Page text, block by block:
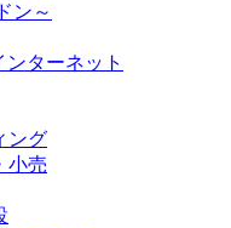
ン～
ターネット
ング
小売